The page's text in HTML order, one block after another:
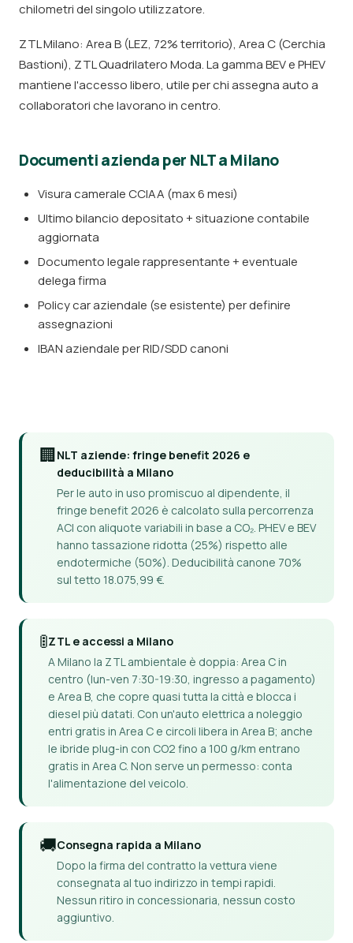
chilometri del singolo utilizzatore.
ZTL Milano: Area B (LEZ, 72% territorio), Area C (Cerchia
Bastioni), ZTL Quadrilatero Moda. La gamma BEV e PHEV
mantiene l'accesso libero, utile per chi assegna auto a
collaboratori che lavorano in centro.
Documenti azienda per NLT a Milano
Visura camerale CCIAA (max 6 mesi)
Ultimo bilancio depositato + situazione contabile
aggiornata
Documento legale rappresentante + eventuale
delega firma
Policy car aziendale (se esistente) per definire
assegnazioni
IBAN aziendale per RID/SDD canoni
🏢NLT aziende: fringe benefit 2026 e
deducibilità a Milano
Per le auto in uso promiscuo al dipendente, il
fringe benefit 2026 è calcolato sulla percorrenza
ACI con aliquote variabili in base a CO₂. PHEV e BEV
hanno tassazione ridotta (25%) rispetto alle
endotermiche (50%). Deducibilità canone 70%
sul tetto 18.075,99 €.
🚦ZTL e accessi a Milano
A Milano la ZTL ambientale è doppia: Area C in
centro (lun-ven 7:30-19:30, ingresso a pagamento)
e Area B, che copre quasi tutta la città e blocca i
diesel più datati. Con un'auto elettrica a noleggio
entri gratis in Area C e circoli libera in Area B; anche
le ibride plug-in con CO2 fino a 100 g/km entrano
gratis in Area C. Non serve un permesso: conta
l'alimentazione del veicolo.
🚚Consegna rapida a Milano
Dopo la firma del contratto la vettura viene
consegnata al tuo indirizzo in tempi rapidi.
Nessun ritiro in concessionaria, nessun costo
aggiuntivo.